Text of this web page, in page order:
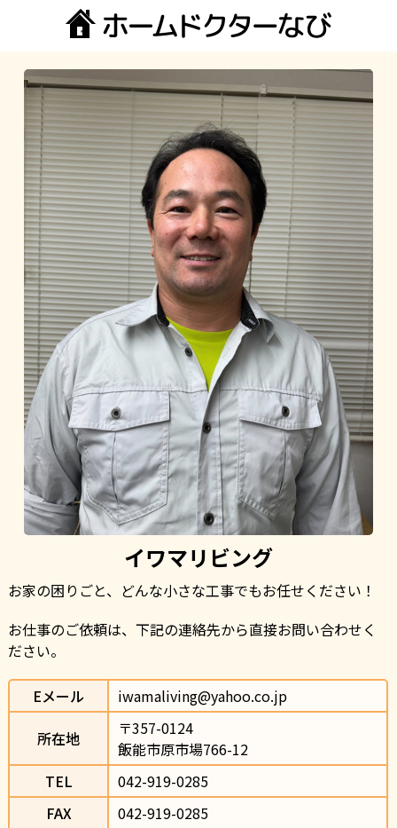
イワマリビング
お家の困りごと、どんな小さな工事でもお任せください！
お仕事のご依頼は、下記の連絡先から直接お問い合わせく
ださい。
Eメール
iwamaliving@yahoo.co.jp
所在地
〒357-0124
飯能市原市場766-12
TEL
042-919-0285
FAX
042-919-0285